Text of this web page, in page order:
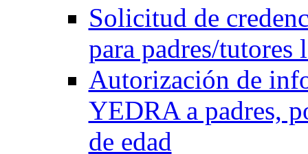
Solicitud de
para padres/tutores
Autorización de
YEDRA a padres,
de edad